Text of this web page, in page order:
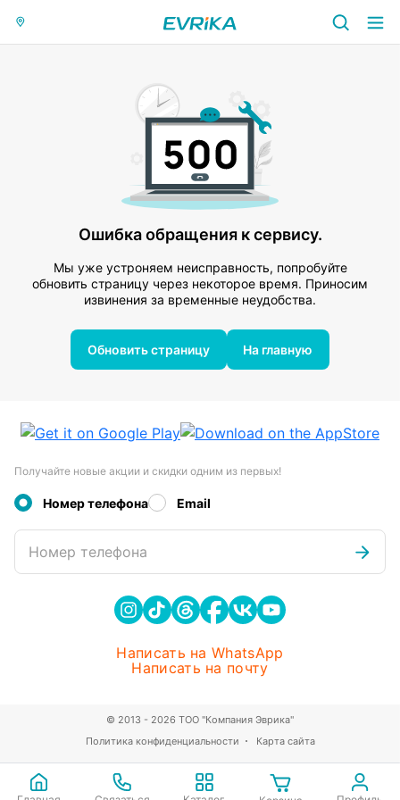
Ошибка обращения к сервису.
Мы уже устроняем неисправность, попробуйте
обновить страницу через некоторое время. Приносим
извинения за временные неудобства.
Обновить страницу На главную
Получайте новые акции и скидки одним из первых!
Номер телефона Email
Номер телефона
Написать на WhatsApp
Написать на почту
Политика конфиденциальности Карта сайта
© 2013 - 2026 ТОО "Компания Эврика"